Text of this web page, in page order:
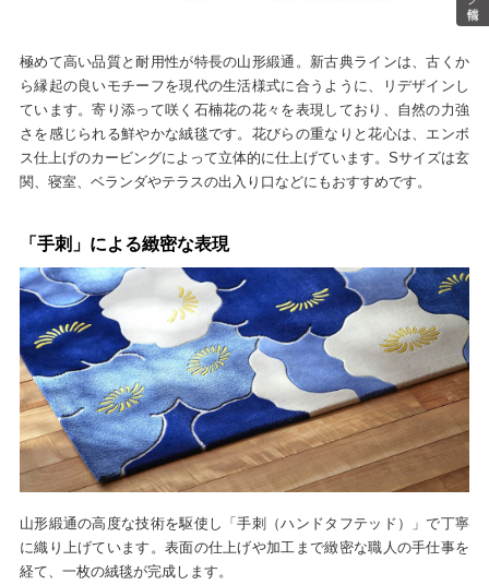
極めて高い品質と耐用性が特長の山形緞通。新古典ラインは、古くか
ら縁起の良いモチーフを現代の生活様式に合うように、リデザインし
ています。寄り添って咲く石楠花の花々を表現しており、自然の力強
さを感じられる鮮やかな絨毯です。花びらの重なりと花心は、エンボ
ス仕上げのカービングによって立体的に仕上げています。Sサイズは玄
関、寝室、ベランダやテラスの出入り口などにもおすすめです。
「手刺」による緻密な表現
山形緞通の高度な技術を駆使し「手刺（ハンドタフテッド）」で丁寧
に織り上げています。表面の仕上げや加工まで緻密な職人の手仕事を
経て、一枚の絨毯が完成します。